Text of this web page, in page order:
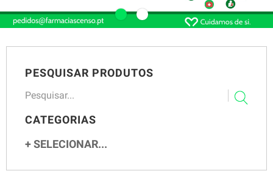
PESQUISAR PRODUTOS
CATEGORIAS
SELECIONAR...